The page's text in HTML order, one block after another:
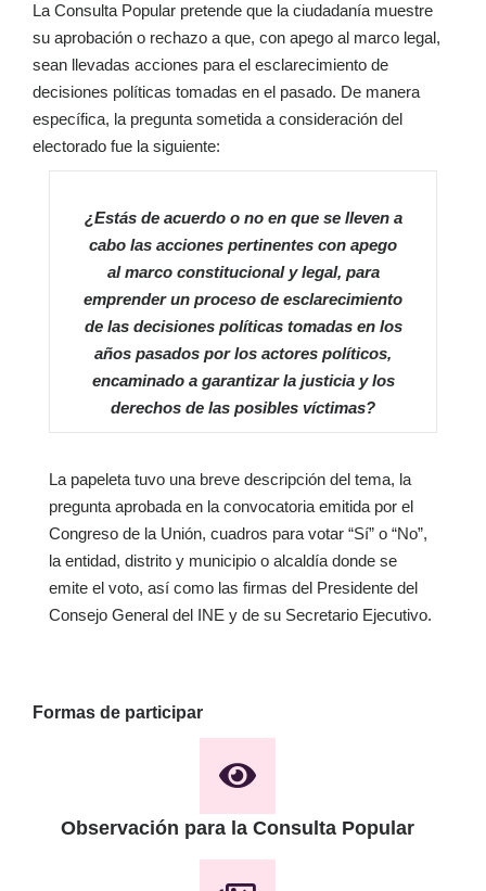
La Consulta Popular pretende que la ciudadanía muestre
su aprobación o rechazo a que, con apego al marco legal,
sean llevadas acciones para el esclarecimiento de
decisiones políticas tomadas en el pasado. De manera
específica, la pregunta sometida a consideración del
electorado fue la siguiente:
¿Estás de acuerdo o no en que se lleven a
cabo las acciones pertinentes con apego
al marco constitucional y legal, para
emprender un proceso de esclarecimiento
de las decisiones políticas tomadas en los
años pasados por los actores políticos,
encaminado a garantizar la justicia y los
derechos de las posibles víctimas?
La papeleta tuvo una breve descripción del tema, la
pregunta aprobada en la convocatoria emitida por el
Congreso de la Unión, cuadros para votar “Sí” o “No”,
la entidad, distrito y municipio o alcaldía donde se
emite el voto, así como las firmas del Presidente del
Consejo General del INE y de su Secretario Ejecutivo.
Formas de participar
Observación para la Consulta Popular